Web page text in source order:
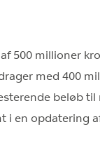
500 millioner
med 400
beløb
i en opdatering